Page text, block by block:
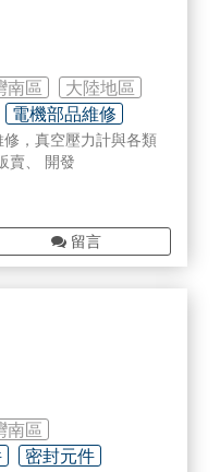
南區
大陸地區
電機部品維修
，真空壓力計與各類
賣、 開發
留言
南區
密封元件